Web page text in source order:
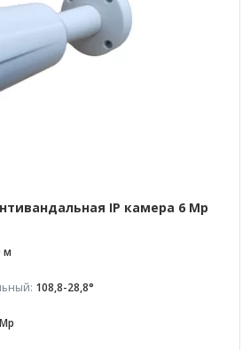
IP камера 6 Mp
м
108,8-28,8°